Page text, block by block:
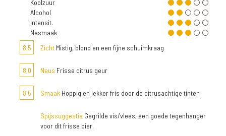
Koolzuur
Alcohol
Intensit.
Nasmaak
8,5
Zicht Mistig, blond en een fijne schuimkraag
8,0 Neus Frisse citrus geur
8,5 Smaak Hoppig en lekker fris door de citrusachtige tinten
Spijssuggestie Gegrilde vis/vlees, een goede tegenhanger
voor dit frisse bier.